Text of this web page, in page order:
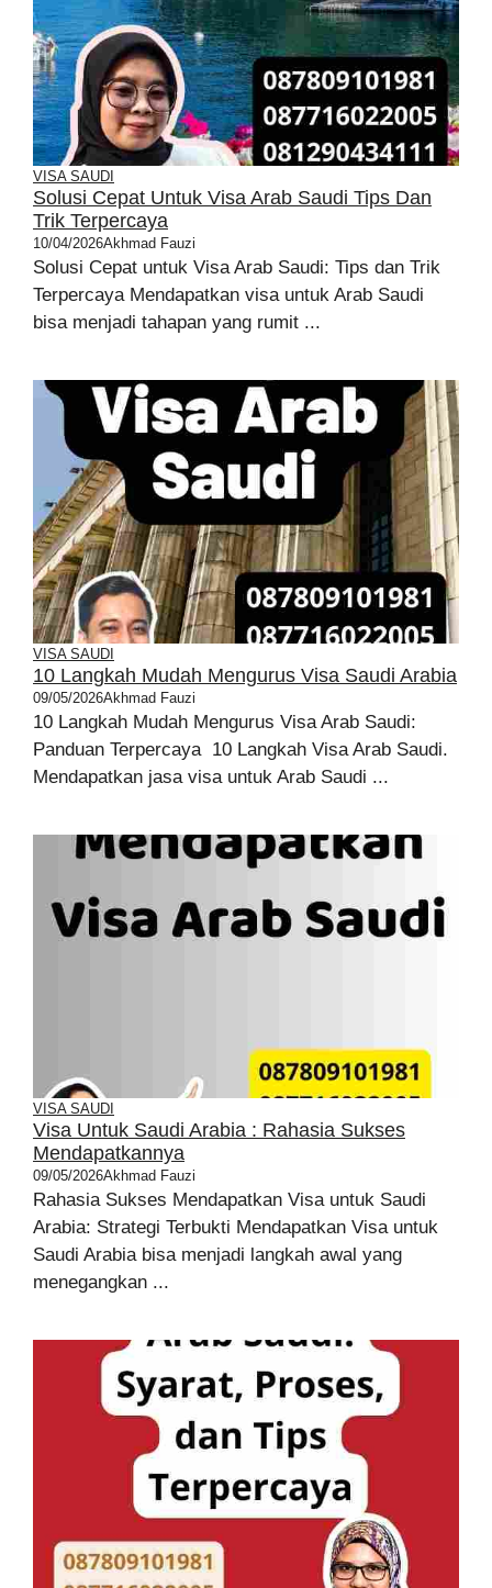
VISA SAUDI
Solusi Cepat Untuk Visa Arab Saudi Tips Dan
Trik Terpercaya
10/04/2026Akhmad Fauzi
Solusi Cepat untuk Visa Arab Saudi: Tips dan Trik
Terpercaya Mendapatkan visa untuk Arab Saudi
bisa menjadi tahapan yang rumit ...
VISA SAUDI
10 Langkah Mudah Mengurus Visa Saudi Arabia
09/05/2026Akhmad Fauzi
10 Langkah Mudah Mengurus Visa Arab Saudi:
Panduan Terpercaya 10 Langkah Visa Arab Saudi.
Mendapatkan jasa visa untuk Arab Saudi ...
VISA SAUDI
Visa Untuk Saudi Arabia : Rahasia Sukses
Mendapatkannya
09/05/2026Akhmad Fauzi
Rahasia Sukses Mendapatkan Visa untuk Saudi
Arabia: Strategi Terbukti Mendapatkan Visa untuk
Saudi Arabia bisa menjadi langkah awal yang
menegangkan ...